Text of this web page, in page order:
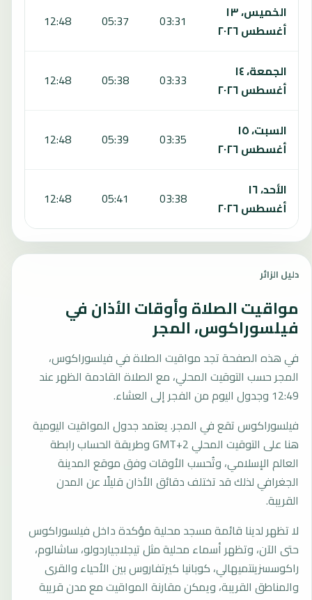
الخميس، ١٣
أغسطس ٢٠٢٦
03:31
05:37
12:48
الجمعة، ١٤
أغسطس ٢٠٢٦
03:33
05:38
12:48
السبت، ١٥
أغسطس ٢٠٢٦
03:35
05:39
12:48
الأحد، ١٦
أغسطس ٢٠٢٦
03:38
05:41
12:48
دليل الزائر
مواقيت الصلاة وأوقات الأذان في
فيلسوراكوس، المجر
في هذه الصفحة تجد مواقيت الصلاة في فيلسوراكوس،
المجر حسب التوقيت المحلي، مع الصلاة القادمة الظهر عند
12:49 وجدول اليوم من الفجر إلى العشاء.
فيلسوراكوس تقع في المجر. يعتمد جدول المواقيت اليومية
هنا على التوقيت المحلي GMT+2 وطريقة الحساب رابطة
العالم الإسلامي، وتُحسب الأوقات وفق موقع المدينة
الجغرافي لذلك قد تختلف دقائق الأذان قليلًا عن المدن
القريبة.
لا تظهر لدينا قائمة مسجد محلية مؤكدة داخل فيلسوراكوس
حتى الآن، وتظهر أسماء محلية مثل تيجلاجياردولو، ساشالوم،
راكوسسزينتميهالي، كوبانيا كيرتفاروس بين الأحياء والقرى
والمناطق القريبة، ويمكن مقارنة المواقيت مع مدن قريبة